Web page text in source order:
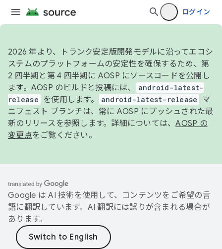
ログイン
2026 年より、トランク安定版開発モデルに沿ってエコシ
ステムのプラットフォームの安定性を確保するため、第
2 四半期と第 4 四半期に AOSP にソースコードを公開し
ます。AOSP のビルドと投稿には、
android-latest-
release
を使用します。 android-latest-release
マ
ニフェスト ブランチは、常に AOSP にプッシュされた最
新のリリースを参照します。詳細については、AOSP の
変更点をご覧ください。
Google は AI 技術を使用して、コンテンツをご希望の言
語に翻訳しています。AI 翻訳には誤りが含まれる場合が
あります。